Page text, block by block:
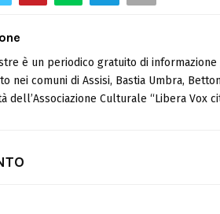
è un periodico gratuito di
nei comuni di Assisi, Bastia Umbra,
dell’Associazione Culturale “Libera Vox